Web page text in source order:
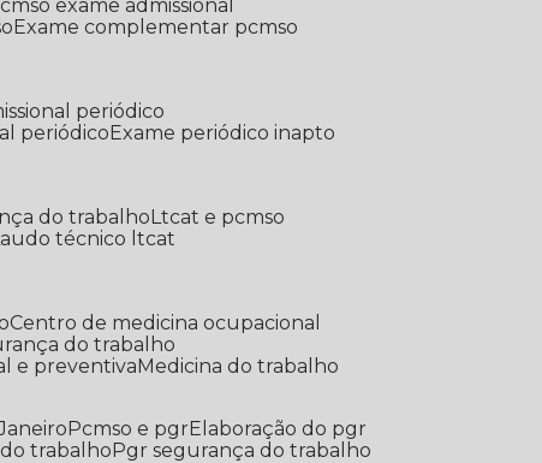
Pcmso exame admissional
Exame complementar pcmso
periódico
periódico
Exame periódico inapto
do trabalho Ltcat e pcmso
Laudo técnico ltcat
Centro de medicina ocupacional
do trabalho
e preventiva
Medicina do trabalho
Pcmso e pgr
Elaboração do pgr
do trabalho
Pgr segurança do trabalho